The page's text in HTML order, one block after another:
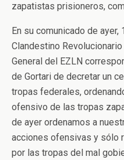
zapatistas prisioneros,
En su comunicado de
Clandestino
General del EZLN
de Gortari de decretar un
tropas federales,
ofensivo de las tropas
de ayer ordenamos a
acciones ofensivas y sólo
por las tropas del mal